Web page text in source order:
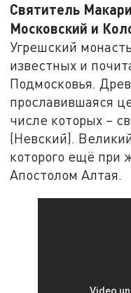
Святитель
Московский и
Угрешский
известных и
Подмосковья.
прославившаяся
числе которых –
(Невский).
которого ещё при
Апостолом Алтая.